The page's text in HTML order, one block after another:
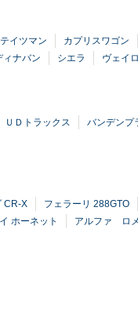
イツマン カプリスワゴン
ィナバン シエラ ヴェイ
ＵＤトラックス バンデンプ
CR-X フェラーリ 288GTO
ホーネット アルファ ロ